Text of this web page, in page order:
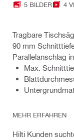
5 BILDER 4
Tragbare
90 mm
Parallelanschlag
Max.
MEHR ERFAHREN
Hilti Kunden